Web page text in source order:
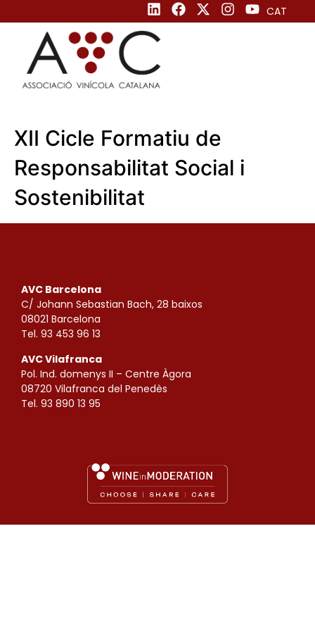
CAT
XII Cicle Formatiu de
Responsabilitat Social i
Sostenibilitat
AVC Barcelona
C/ Johann Sebastian Bach, 28 baixos
08021 Barcelona
Tel. 93 453 96 13
AVC Vilafranca
Pol. Ind. domenys II – Centre Àgora
08720 Vilafranca del Penedès
Tel. 93 890 13 95